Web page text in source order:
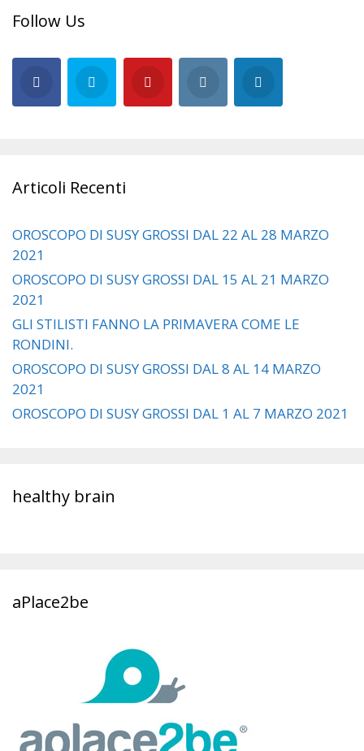
Follow Us
Articoli Recenti
OROSCOPO DI SUSY GROSSI DAL 22 AL 28 MARZO
2021
OROSCOPO DI SUSY GROSSI DAL 15 AL 21 MARZO
2021
GLI STILISTI FANNO LA PRIMAVERA COME LE
RONDINI.
OROSCOPO DI SUSY GROSSI DAL 8 AL 14 MARZO
2021
OROSCOPO DI SUSY GROSSI DAL 1 AL 7 MARZO 2021
healthy brain
aPlace2be